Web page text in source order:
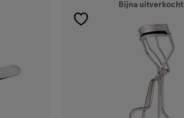
Bijna uitverkocht
toevoegen